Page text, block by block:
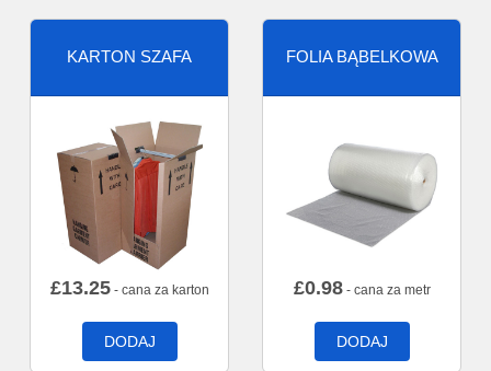
KARTON SZAFA
£13.25- cana za karton
DODAJ
FOLIA BĄBELKOWA
£0.98- cana za metr
DODAJ